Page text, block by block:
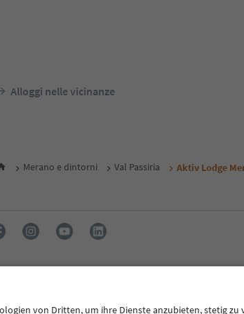
Alloggi nelle vicinanze
Merano e dintorni Val Passiria Aktiv Lodge